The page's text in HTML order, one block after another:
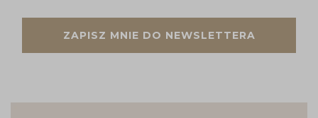
ZAPISZ MNIE DO NEWSLETTERA